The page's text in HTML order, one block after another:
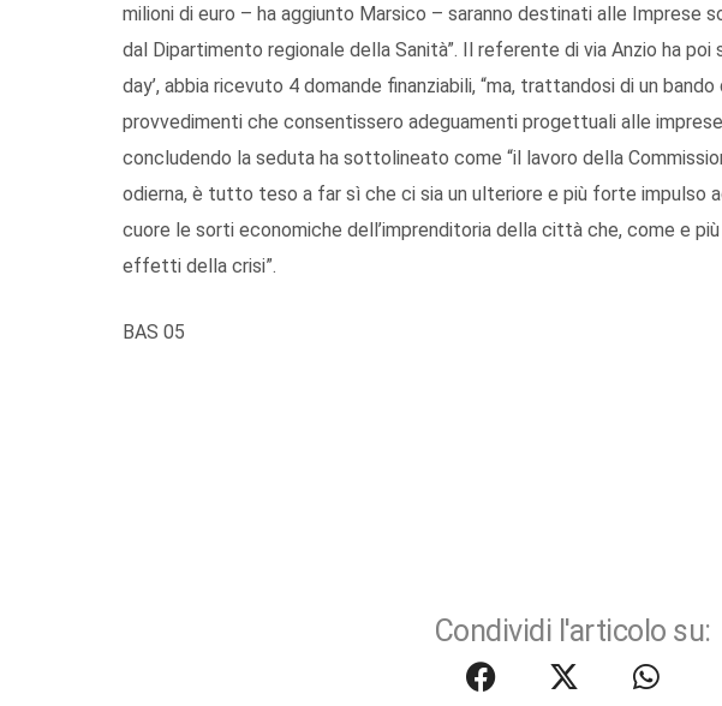
milioni di euro – ha aggiunto Marsico – saranno destinati alle Imprese
dal Dipartimento regionale della Sanità”. Il referente di via Anzio ha poi
day’, abbia ricevuto 4 domande finanziabili, “ma, trattandosi di un
provvedimenti che consentissero adeguamenti progettuali alle
concludendo la seduta ha sottolineato come “il lavoro della
odierna, è tutto teso a far sì che ci sia un ulteriore e più forte impulso
cuore le sorti economiche dell’imprenditoria della città che, come e
effetti della crisi”.
BAS 05
Condividi l'articolo su: